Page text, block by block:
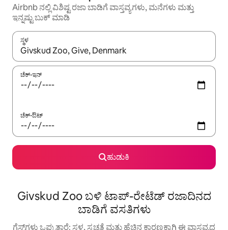
Airbnb ನಲ್ಲಿ ವಿಶಿಷ್ಟ ರಜಾ ಬಾಡಿಗೆ ವಾಸ್ತವ್ಯಗಳು, ಮನೆಗಳು ಮತ್ತು
ಇನ್ನಷ್ಟು ಬುಕ್ ಮಾಡಿ
ಸ್ಥಳ
ಫಲಿತಾಂಶಗಳು ಲಭ್ಯವಿರುವಾಗ, ಅಪ್ ಮತ್ತು ಡೌನ್ ಬಾಣದ ಕೀಲಿಗಳೊಂದಿಗೆ
ಚೆಕ್-ಇನ್
ಚೆಕ್-ಔಟ್
ಹುಡುಕಿ
Givskud Zoo ಬಳಿ ಟಾಪ್-ರೇಟೆಡ್ ರಜಾದಿನದ
ಬಾಡಿಗೆ ವಸತಿಗಳು
ಗೆಸ್ಟ್‌ಗಳು ಒಪ್ಪುತ್ತಾರೆ: ಸ್ಥಳ, ಸ್ವಚ್ಛತೆ ಮತ್ತು ಹೆಚ್ಚಿನ ಕಾರಣಕ್ಕಾಗಿ ಈ ವಾಸ್ತವ್ಯದ